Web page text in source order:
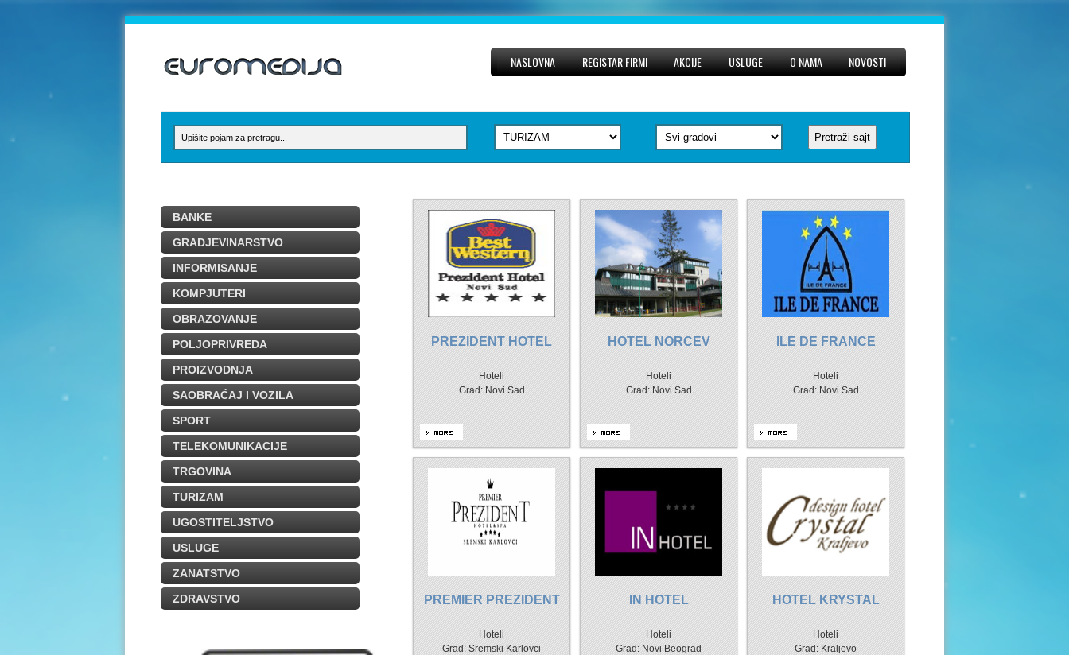
NASLOVNA REGISTAR FIRMI AKCIJE USLUGE O NAMA NOVOSTI
BANKE
GRADJEVINARSTVO
INFORMISANJE
KOMPJUTERI
OBRAZOVANJE
POLJOPRIVREDA
PROIZVODNJA
SAOBRAĆAJ I VOZILA
SPORT
TELEKOMUNIKACIJE
TRGOVINA
TURIZAM
UGOSTITELJSTVO
USLUGE
ZANATSTVO
ZDRAVSTVO
PREZIDENT HOTEL
Hoteli
Grad: Novi Sad
HOTEL NORCEV
Hoteli
Grad: Novi Sad
ILE DE FRANCE
Hoteli
Grad: Novi Sad
PREMIER PREZIDENT
Hoteli
Grad: Sremski Karlovci
IN HOTEL
Hoteli
Grad: Novi Beograd
HOTEL KRYSTAL
Hoteli
Grad: Kraljevo